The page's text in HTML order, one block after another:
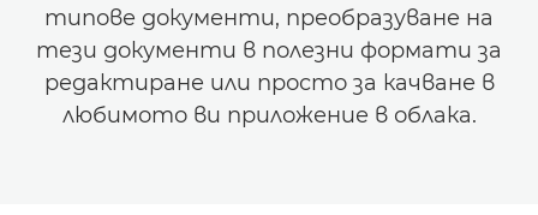
типове документи, преобразуване на
тези документи в полезни формати за
редактиране или просто за качване в
любимото ви приложение в облака.